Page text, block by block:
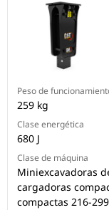
Peso de
259 kg
Clase energética
680 J
Clase de máquina
Miniexcavadoras
cargadoras
compactas 216-